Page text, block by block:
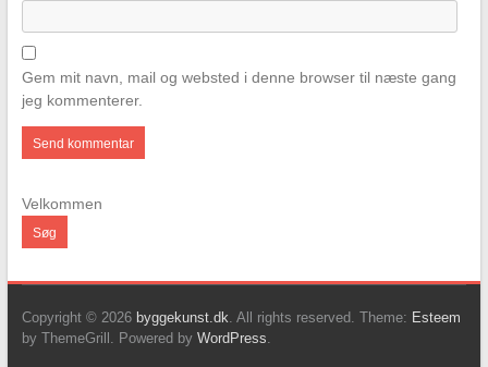
Gem mit navn, mail og websted i denne browser til næste gang
jeg kommenterer.
Velkommen
Søg
Copyright © 2026 byggekunst.dk. All rights reserved. Theme: Esteem
by ThemeGrill. Powered by WordPress.